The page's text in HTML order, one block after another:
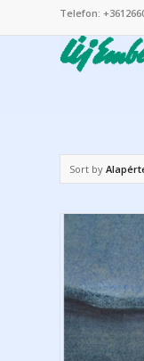
Telefon:
Sort by